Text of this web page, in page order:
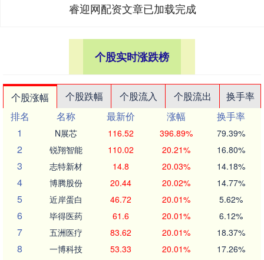
睿迎网配资文章已加载完成
个股实时涨跌榜
个股涨幅 个股跌幅 个股流入 个股流出
换手率
排名
名称 最新价 涨幅
换手率
1
N展芯 116.52 396.89% 79.39%
2 锐翔智能 110.02 20.21% 16.80%
3 志特新材 14.8 20.03% 14.18%
4 博腾股份 20.44 20.02% 14.77%
5 近岸蛋白 46.72 20.01% 5.62%
6 毕得医药 61.6 20.01% 6.12%
7 五洲医疗 83.62 20.01% 18.37%
8 一博科技 53.33 20.01% 17.26%